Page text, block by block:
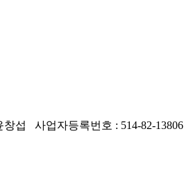
섭 사업자등록번호 : 514-82-13806